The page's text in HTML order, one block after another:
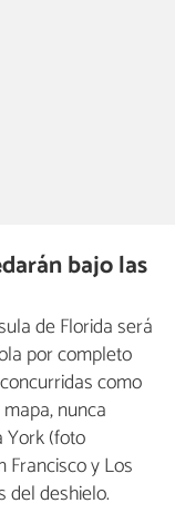
bajo las
de Florida será
por completo
como
nunca
York (foto
Francisco y Los
del deshielo.